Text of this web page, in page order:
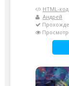
HTML-код
Андрей